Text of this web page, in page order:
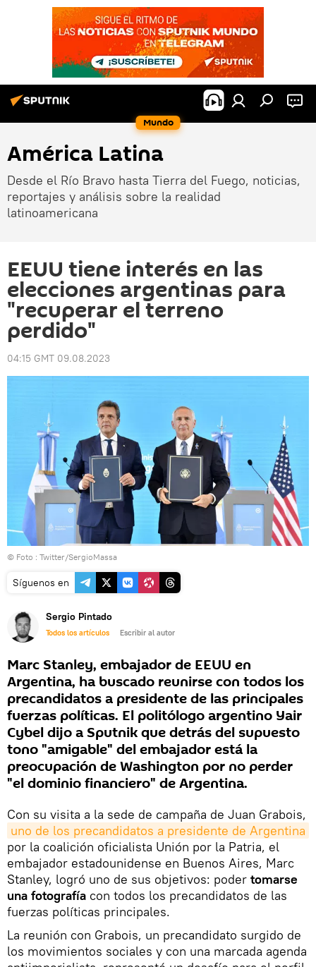
Mundo
América Latina
Desde el Río Bravo hasta Tierra del Fuego, noticias,
reportajes y análisis sobre la realidad
latinoamericana
EEUU tiene interés en las
elecciones argentinas para
"recuperar el terreno
perdido"
04:15 GMT 09.08.2023
© Foto : Twitter/SergioMassa
Síguenos en
Sergio Pintado
Todos los artículos Escribir al autor
Marc Stanley, embajador de EEUU en
Argentina, ha buscado reunirse con todos los
precandidatos a presidente de las principales
fuerzas políticas. El politólogo argentino Yair
Cybel dijo a Sputnik que detrás del supuesto
tono "amigable" del embajador está la
preocupación de Washington por no perder
"el dominio financiero" de Argentina.
Con su visita a la sede de campaña de Juan Grabois,
uno de los precandidatos a presidente de Argentina
por la coalición oficialista Unión por la Patria, el
embajador estadounidense en Buenos Aires, Marc
Stanley, logró uno de sus objetivos: poder tomarse
una fotografía con todos los precandidatos de las
fuerzas políticas principales.
La reunión con Grabois, un precandidato surgido de
los movimientos sociales y con una marcada agenda